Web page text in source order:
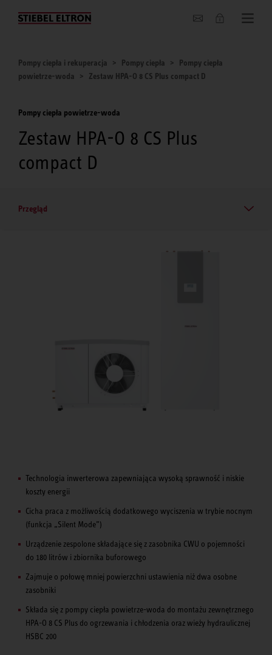
O nas
Pompy ciepła i rekuperacja Pompy ciepła
Pompy ciepła
powietrze-woda
Zestaw HPA-O 8 CS Plus compact D
Pompy ciepła powietrze-woda
Zestaw HPA-O 8 CS Plus
compact D
Przegląd
Technologia inwerterowa zapewniająca wysoką sprawność i niskie
koszty energii
Cicha praca z możliwością dodatkowego wyciszenia w trybie nocnym
(funkcja „Silent Mode”)
Urządzenie zespolone składające się z zasobnika CWU o pojemności
do 180 litrów i zbiornika buforowego
Zajmuje o połowę mniej powierzchni ustawienia niż dwa osobne
zasobniki
Składa się z pompy ciepła powietrze-woda do montażu zewnętrznego
HPA-O 8 CS Plus do ogrzewania i chłodzenia oraz wieży hydraulicznej
HSBC 200